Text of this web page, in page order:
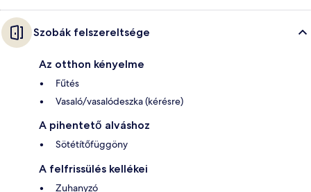
Szobák felszereltsége
Az otthon kényelme
Fűtés
Vasaló/vasalódeszka (kérésre)
A pihentető alváshoz
Sötétítőfüggöny
A felfrissülés kellékei
Zuhanyzó